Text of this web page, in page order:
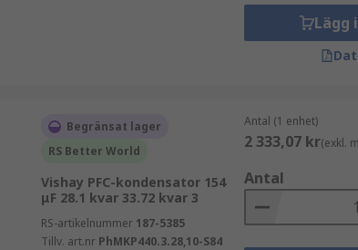
Lägg
Begränsat lager
RS Better World
Vishay PFC-kondensator 154
μF 28.1 kvar 33.72 kvar 3
RS-artikelnummer 187-5385
Tillv. art.nr PhMKP440.3.28,10-S84
Antal (1 enhet)
2 333,07 kr(exkl.
Antal